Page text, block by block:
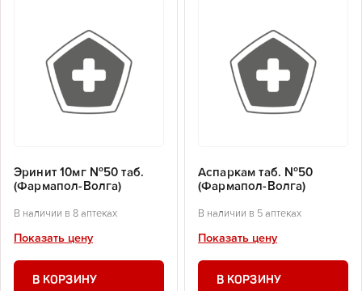
Эринит 10мг №50 таб.
(Фармапол-Волга)
В наличии в 8 аптеках
Показать цену
В КОРЗИНУ
Аспаркам таб. №50
(Фармапол-Волга)
В наличии в 5 аптеках
Показать цену
В КОРЗИНУ